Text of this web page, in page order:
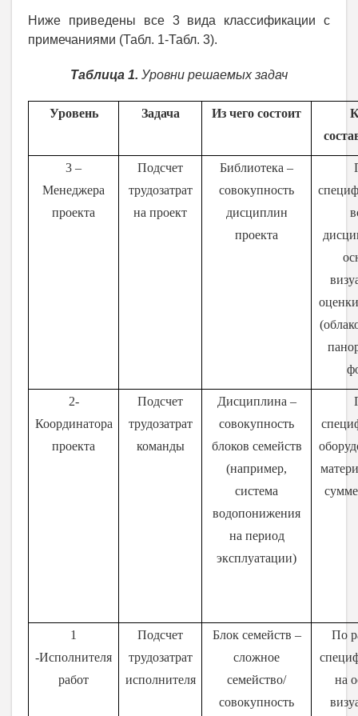
Ниже приведены все 3 вида классификации с
примечаниями (Табл. 1-Табл. 3).
Таблица 1. Уровни решаемых задач
Уровень Задача Из чего состоит
3 –
Менеджера
проекта
Подсчет
трудозатрат
на проект
Библиотека –
совокупность
дисциплин
проекта
2-
Координатора
проекта
Подсчет
трудозатрат
команды
Дисциплина –
совокупность
блоков семейств
(например,
система
водопонижения
на период
эксплуатации)
1
-Исполнителя
работ
Подсчет
трудозатрат
исполнителя
Блок семейств –
сложное
семейство/
совокупность
По
на